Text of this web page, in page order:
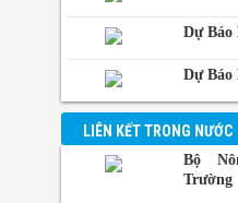
Phnom-
Penh,
Campuchia
Dự Báo
Dự Báo
LIÊN KẾT TRONG NƯỚC
Bộ
Trường